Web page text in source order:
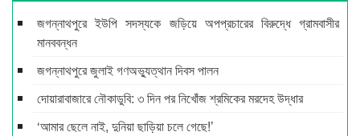
জগন্নাথপুরে ইউপি সদস্যকে জড়িয়ে অপপ্রচারের বিরুদ্ধে গ্রামবাসীর
মানববন্ধন
জগন্নাথপুরে জুলাই গণঅভ্যুত্থান দিবস পালন
দোয়ারাবাজারে নৌকাডুবি: ৩ দিন পর নিখোঁজ শ্রমিকের মরদেহ উদ্ধার
‘আমার ছেলে নাই, দুনিয়া ছাড়িয়া চলে গেছে!’